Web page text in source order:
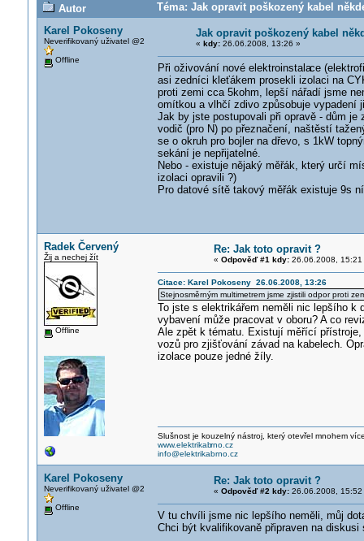
Autor
Téma: Jak opravit poškozený kabel
Karel Pokoseny
Neverifikovaný uživatel @2
Offline
Jak opravit poškozený kabel
« kdy:26.06.2008, 13:26 »
Při oživování nové elektroinstalace
asi zedníci kleťákem prosekli izolaci na
proti zemi cca 5kohm, lepší nářadí jsme
omítkou a vlhčí zdivo způsobuje vypadení
Jak by jste postupovali při opravě - dům
vodič (pro N) po přeznačení, naštěstí
se o okruh pro bojler na dřevo, s 1kW
sekání je nepřijatelné.
Nebo - existuje nějaký měřák, který určí
izolaci opravili ?)
Pro datové sítě takový měřák existuje 9s
Radek Červený
Žij a nechej žít
Offline
Re: Jak toto opravit ?
« Odpověď #1 kdy:26.06.2008, 15:21
Citace: Karel Pokoseny 26.06.2008, 13:26
Stejnosměrným multimetrem jsme zjistili odpor proti
To jste s elektrikářem neměli nic lepšího k
vybavení může pracovat v oboru? A co
Ale zpět k tématu. Existují měřící
vozů pro zjišťování závad na kabelech.
izolace pouze jedné žíly.
Slušnost je kouzelný nástroj, který otevřel mnohem
www.elektrikabrno.cz
info@elektrikabrno.cz
Karel Pokoseny
Neverifikovaný uživatel @2
Offline
Re: Jak toto opravit ?
« Odpověď #2 kdy:26.06.2008, 15:52
V tu chvíli jsme nic lepšího neměli, můj
Chci být kvalifikovaně připraven na